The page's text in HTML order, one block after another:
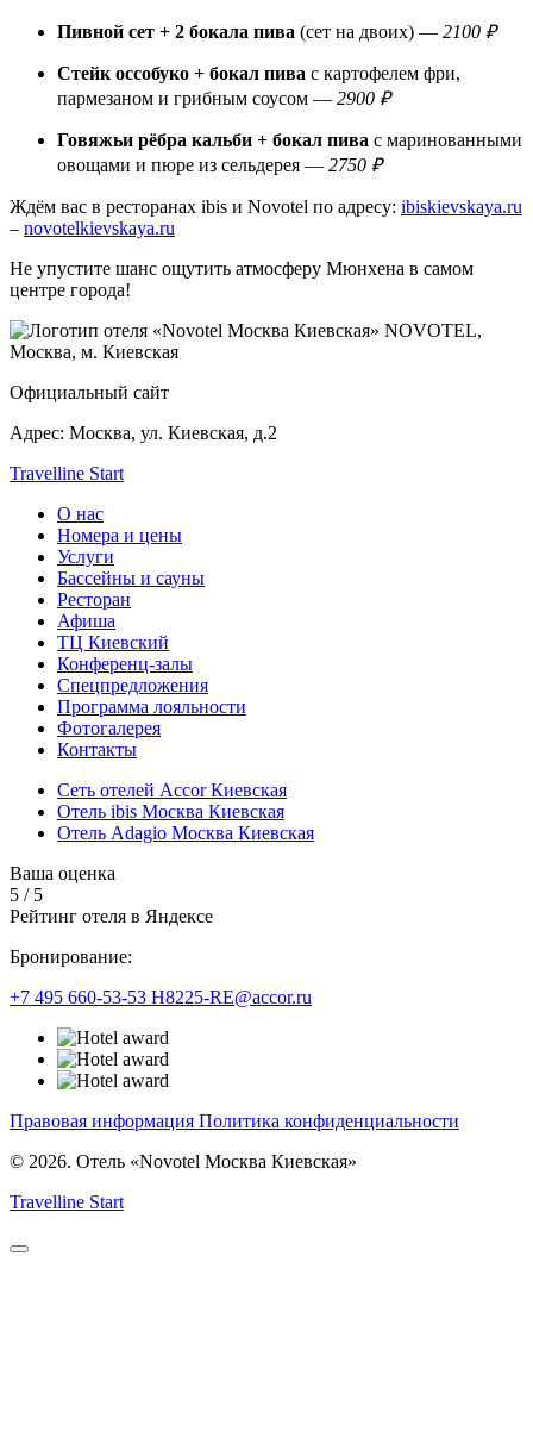
Пивной сет + 2 бокала пива (сет на двоих) — 2100 ₽
Стейк оссобуко + бокал пива с картофелем фри,
пармезаном и грибным соусом — 2900 ₽
Говяжьи рёбра кальби + бокал пива с маринованными
овощами и пюре из сельдерея — 2750 ₽
Ждём вас в ресторанах ibis и Novotel по адресу: ibiskievskaya.ru
– novotelkievskaya.ru
Не упустите шанс ощутить атмосферу Мюнхена в самом
центре города!
NOVOTEL,
Москва, м. Киевская
Официальный сайт
Адрес: Москва, ул. Киевская, д.2
Travelline Start
О нас
Номера и цены
Услуги
Бассейны и сауны
Ресторан
Афиша
ТЦ Киевский
Конференц-залы
Спецпредложения
Программа лояльности
Фотогалерея
Контакты
Сеть отелей Accor Киевская
Отель ibis Москва Киевская
Отель Adagio Москва Киевская
Ваша оценка
5 / 5
Рейтинг отеля в Яндексе
Бронирование:
+7 495 660-53-53 H8225-RE@accor.ru
Правовая информация Политика конфиденциальности
© 2026. Отель «Novotel Москва Киевская»
Travelline Start